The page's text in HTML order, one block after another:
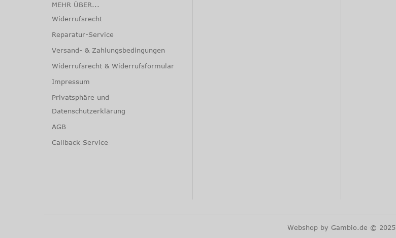
MEHR ÜBER...
Widerrufsrecht
Reparatur-Service
Versand- & Zahlungsbedingungen
Widerrufsrecht & Widerrufsformular
Impressum
Privatsphäre und
Datenschutzerklärung
AGB
Callback Service
Webshopby Gambio.de © 2025